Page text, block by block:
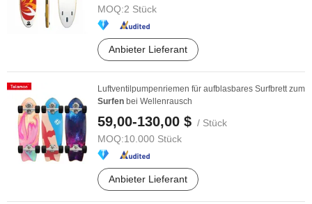
MOQ:2 Stück
Anbieter Lieferant
Luftventilpumpenriemen für aufblasbares Surfbrett zum
Surfen bei Wellenrausch
59,00-130,00 $ / Stück
MOQ:10.000 Stück
Anbieter Lieferant